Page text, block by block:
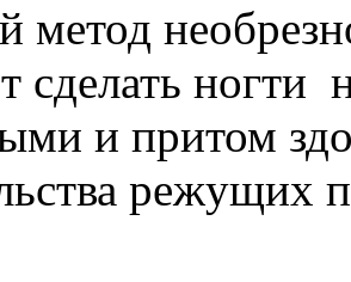
сделать ногти
и притом
режущих